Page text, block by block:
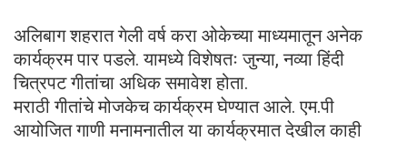
अलिबाग शहरात गेली वर्ष करा ओकेच्या माध्यमातून अनेक
कार्यक्रम पार पडले. यामध्ये विशेषतः जुन्या, नव्या हिंदी
चित्रपट गीतांचा अधिक समावेश होता.
मराठी गीतांचे मोजकेच कार्यक्रम घेण्यात आले. एम.पी
आयोजित गाणी मनामनातील या कार्यक्रमात देखील काही